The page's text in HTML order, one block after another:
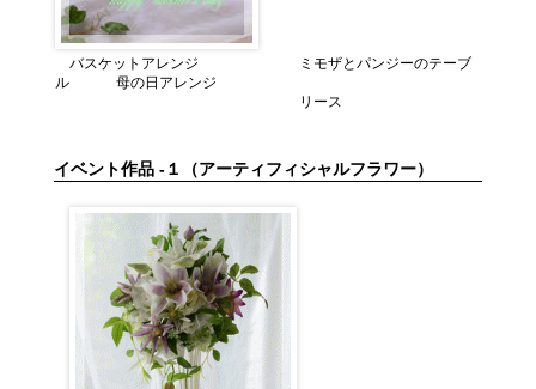
バスケットアレンジ ミモザとパンジーのテーブ
ル 母の日アレンジ
リース
イベント作品 -１（アーティフィシャルフラワー）